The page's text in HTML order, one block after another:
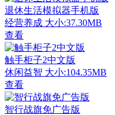
退休生活模拟器手机版
经营养成 大小:37.30MB
查看
触手柜子2中文版
休闲益智 大小:104.35MB
查看
智行战旗免广告版